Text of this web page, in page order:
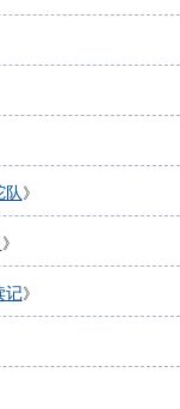
队 》
》
记》